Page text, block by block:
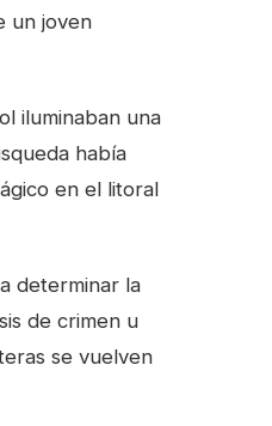
un joven
iluminaban una
había
en el litoral
determinar la
de crimen u
se vuelven